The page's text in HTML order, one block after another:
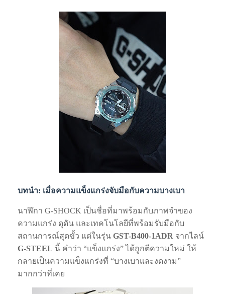
บทนำ: เมื่อความแข็งแกร่งจับมือกับความบางเบา
นาฬิกา G-SHOCK เป็นชื่อที่มาพร้อมกับภาพจำของ
ความแกร่ง ดุดัน และเทคโนโลยีที่พร้อมรับมือกับ
สถานการณ์สุดขั้ว แต่ในรุ่น GST-B400-1ADR จากไลน์
G-STEEL นี้ คำว่า “แข็งแกร่ง” ได้ถูกตีความใหม่ ให้
กลายเป็นความแข็งแกร่งที่ “บางเบาและงดงาม”
มากกว่าที่เคย